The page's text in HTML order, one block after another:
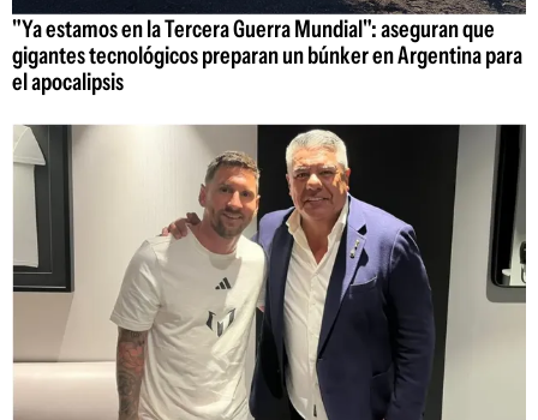
"Ya estamos en la Tercera Guerra Mundial": aseguran que
gigantes tecnológicos preparan un búnker en Argentina para
el apocalipsis